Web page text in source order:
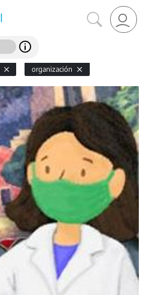
organización